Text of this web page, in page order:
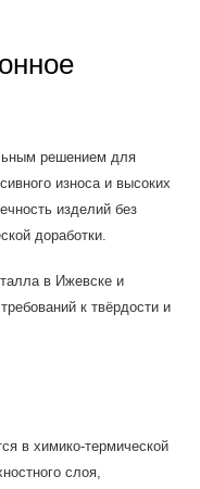
решением для
износа и высоких
изделий без
доработки.
в Ижевске и
к твёрдости и
в химико-термической
слоя,